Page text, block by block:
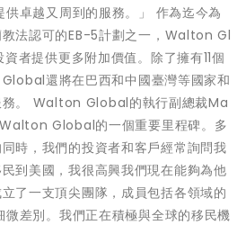
卓越又周到的服務。」 作為迄今為
法認可的EB-5計劃之一，Walton Gl
者提供更多附加價值。除了擁有11個
還將在巴西和中國臺灣等國家和
務。 Walton Global的執行副總裁Ma
Global的一個重要里程碑。多
時，我們的投資者和客戶經常詢問我
到美國，我很高興我們現在能夠為他
了一支頂尖團隊，成員包括各領域的
差別。我們正在積極與全球的移民機